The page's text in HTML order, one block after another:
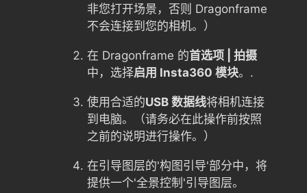
非您打开场景，否则 Dragonframe
不会连接到您的相机。）
在 Dragonframe 的首选项 | 拍摄
中，选择启用 Insta360 模块。.
使用合适的USB 数据线将相机连接
到电脑。（请务必在此操作前按照
之前的说明进行操作。）
在引导图层的'构图引导'部分中，将
提供一个'全景控制'引导图层。